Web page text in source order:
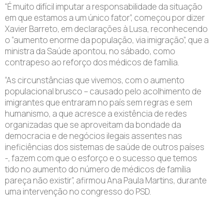
“É muito difícil imputar a responsabilidade da situação
em que estamos a um único fator”, começou por dizer
Xavier Barreto, em declarações à Lusa, reconhecendo
o “aumento enorme da população, via imigração”, que a
ministra da Saúde apontou, no sábado, como
contrapeso ao reforço dos médicos de família.
“As circunstâncias que vivemos, com o aumento
populacional brusco – causado pelo acolhimento de
imigrantes que entraram no país sem regras e sem
humanismo, a que acresce a existência de redes
organizadas que se aproveitam da bondade da
democracia e de negócios ilegais assentes nas
ineficiências dos sistemas de saúde de outros países
-, fazem com que o esforço e o sucesso que temos
tido no aumento do número de médicos de família
pareça não existir”, afirmou Ana Paula Martins, durante
uma intervenção no congresso do PSD.